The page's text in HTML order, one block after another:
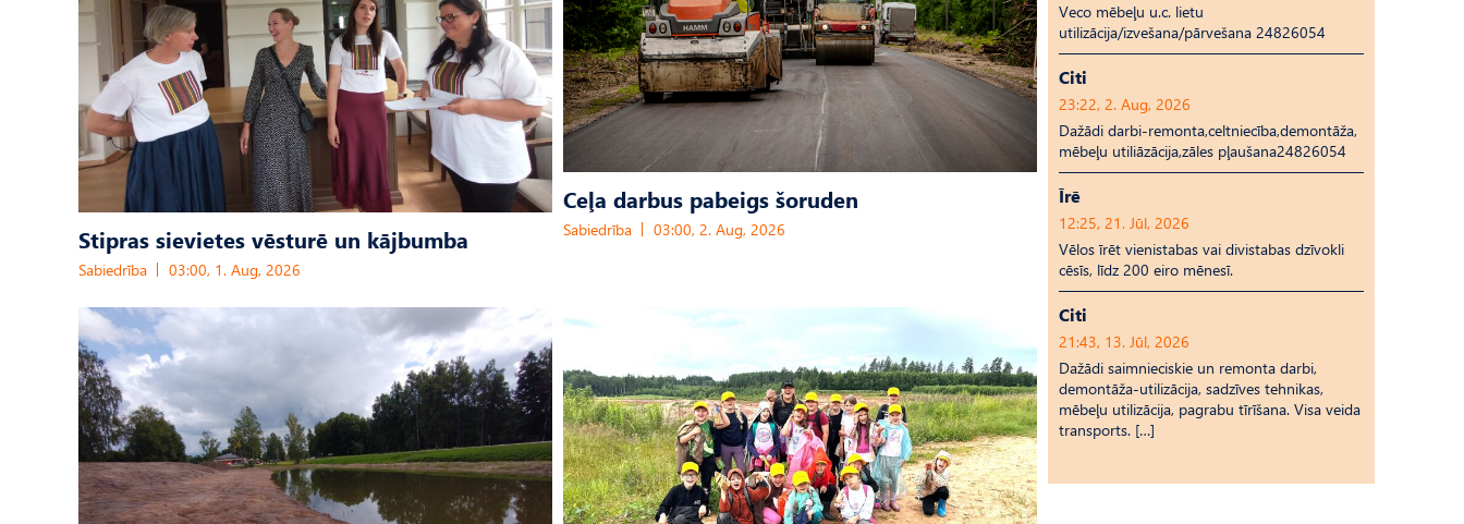
Stipras sievietes vēsturē un kājbumba
Sabiedrība 03:00, 1. Aug, 2026
Ceļa darbus pabeigs šoruden
Sabiedrība 03:00, 2. Aug, 2026
Veco mēbeļu u.c. lietu
utilizācija/izvešana/pārvešana 24826054
Citi
23:22, 2. Aug, 2026
Dažādi darbi-remonta,celtniecība,demontāža,
mēbeļu utiliāzācija,zāles pļaušana24826054
Īrē
12:25, 21. Jūl, 2026
Vēlos īrēt vienistabas vai divistabas dzīvokli
cēsīs, līdz 200 eiro mēnesī.
Citi
21:43, 13. Jūl, 2026
Dažādi saimnieciskie un remonta darbi,
demontāža-utilizācija, sadzīves tehnikas,
mēbeļu utilizācija, pagrabu tīrīšana. Visa veida
transports. […]